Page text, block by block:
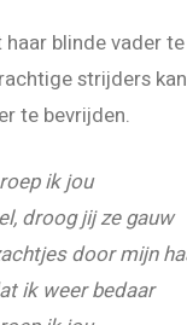
blinde vader
strijders
te bevrijden.
ik jou
droog jij ze gauw
door mijn
ik weer bedaar